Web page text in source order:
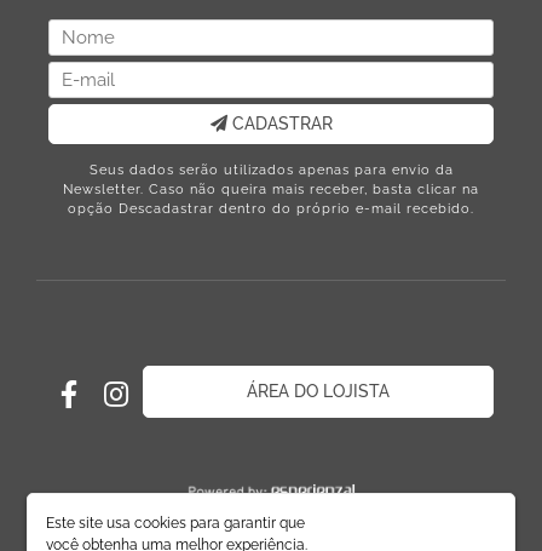
Este site usa cookies para garantir que
você obtenha uma melhor experiência.
CADASTRAR
Seus dados serão utilizados apenas para envio da
Newsletter. Caso não queira mais receber, basta clicar na
opção Descadastrar dentro do próprio e-mail recebido.
ÁREA DO LOJISTA